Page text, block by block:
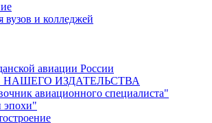
вузов и колледжей
авиации России
НАШЕГО ИЗДАТЕЛЬСТВА
авиационного специалиста"
эпохи"